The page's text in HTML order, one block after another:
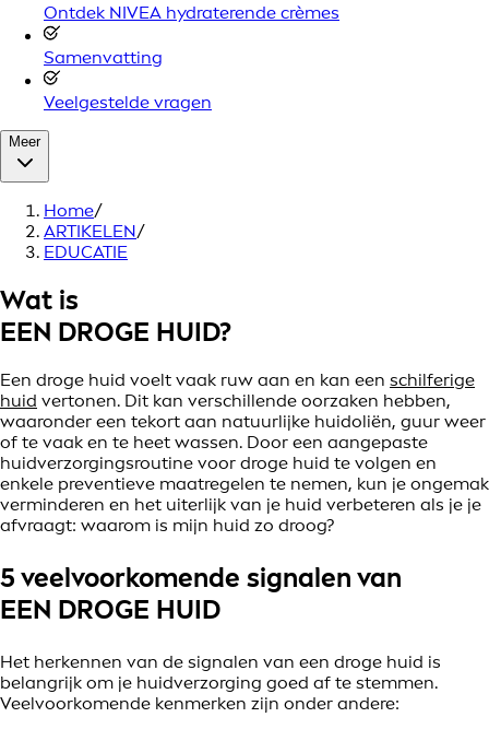
Ontdek NIVEA hydraterende crèmes
Samenvatting
Veelgestelde vragen
Meer
Home/
ARTIKELEN/
EDUCATIE
Wat is
EEN DROGE HUID?
Een droge huid voelt vaak ruw aan en kan een schilferige
huid vertonen. Dit kan verschillende oorzaken hebben,
waaronder een tekort aan natuurlijke huidoliën, guur weer
of te vaak en te heet wassen. Door een aangepaste
huidverzorgingsroutine voor droge huid te volgen en
enkele preventieve maatregelen te nemen, kun je ongemak
verminderen en het uiterlijk van je huid verbeteren als je je
afvraagt: waarom is mijn huid zo droog?
5 veelvoorkomende signalen van
EEN DROGE HUID
Het herkennen van de signalen van een droge huid is
belangrijk om je huidverzorging goed af te stemmen.
Veelvoorkomende kenmerken zijn onder andere: